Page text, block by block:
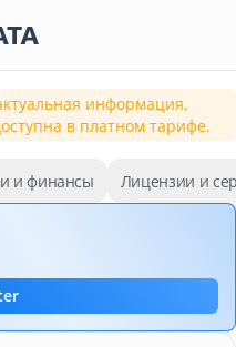
Adata.kz
информация,
в платном тарифе.
и финансы Лицензии и